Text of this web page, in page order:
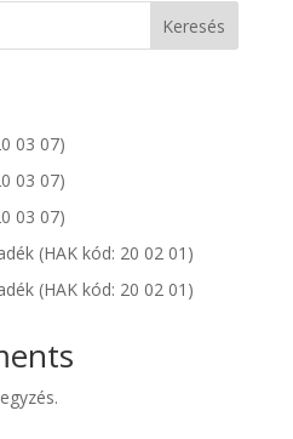
Keresés
03 07)
03 07)
03 07)
(HAK kód: 20 02 01)
(HAK kód: 20 02 01)